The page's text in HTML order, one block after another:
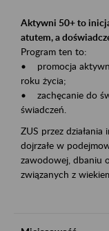
Aktywni 50+ to
atutem, a
Program ten to:
• promocja
roku życia;
• zachęcanie do
świadczeń.
ZUS przez
dojrzałe w
zawodowej, dbaniu
związanych z